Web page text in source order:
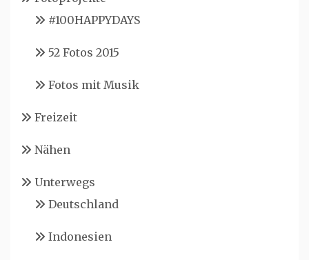
#100HAPPYDAYS
52 Fotos 2015
Fotos mit Musik
Freizeit
Nähen
Unterwegs
Deutschland
Indonesien